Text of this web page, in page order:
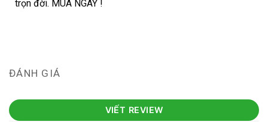
trọn đời. MUA NGAY !
ĐÁNH GIÁ
VIẾT REVIEW